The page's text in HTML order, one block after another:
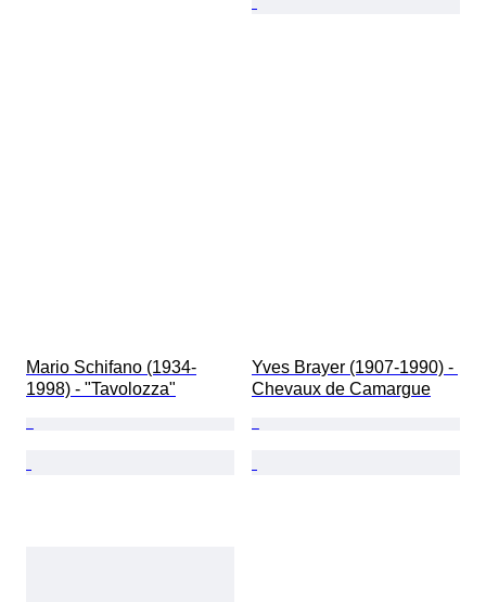
Mario Schifano (1934-
1998) - "Tavolozza"
Yves Brayer (1907-1990) -
Chevaux de Camargue